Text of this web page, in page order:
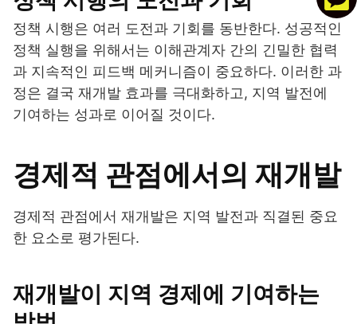
정책 시행은 여러 도전과 기회를 동반한다. 성공적인
정책 실행을 위해서는 이해관계자 간의 긴밀한 협력
과 지속적인 피드백 메커니즘이 중요하다. 이러한 과
정은 결국 재개발 효과를 극대화하고, 지역 발전에
기여하는 성과로 이어질 것이다.
경제적 관점에서의 재개발
경제적 관점에서 재개발은 지역 발전과 직결된 중요
한 요소로 평가된다.
재개발이 지역 경제에 기여하는